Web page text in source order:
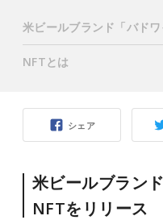
シェア
米ビールブラン
NFTをリリース
米ビールブランド「バド
NFTとは